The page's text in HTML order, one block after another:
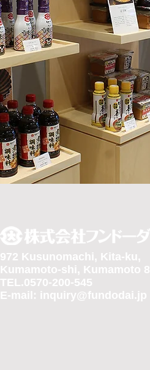
972 Kusunomachi, Kita-ku,
Kumamoto-shi, Kumamoto
TEL.0570-200-545
E-mail: inquiry@fundodai.jp